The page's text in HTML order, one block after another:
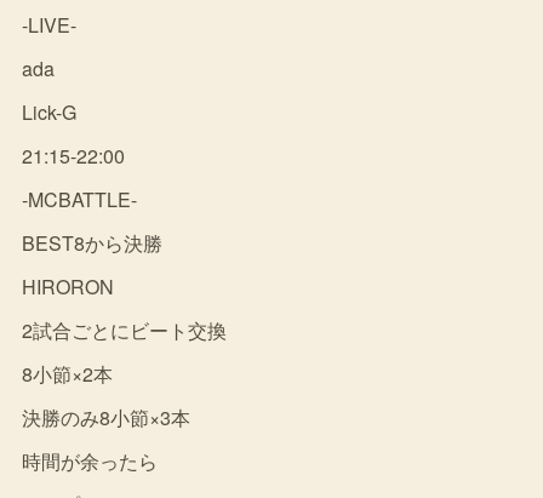
-LIVE-
ada
Lick-G
21:15-22:00
-MCBATTLE-
BEST8から決勝
HIRORON
2試合ごとにビート交換
8小節×2本
決勝のみ8小節×3本
時間が余ったら